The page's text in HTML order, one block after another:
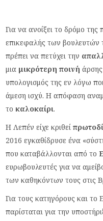
Για να ανοίξει το δρόμο της
επικεφαλής των βουλευτών
πρέπει να πετύχει την
μια μικρότερη ποινή
υπολογισμός της εν λόγω
άμεση ισχύ. Η απόφαση
το καλοκαίρι.
Η Λεπέν είχε κριθεί
2016 εγκαθίδρυσε ένα
που καταβάλλονται από το
ευρωβουλευτές για να
των καθηκόντων τους στις
Για τους κατηγόρους και
παρίσταται για την